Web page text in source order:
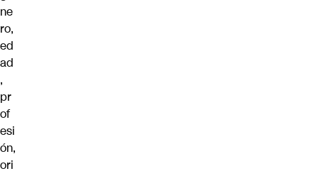
ne
ro,
ed
ad
,
pr
of
esi
ón,
ori